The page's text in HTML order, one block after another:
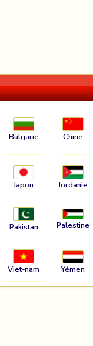
Bulgarie Chine
Japon Jordanie
Pakistan Palestine
Viet-nam Yémen